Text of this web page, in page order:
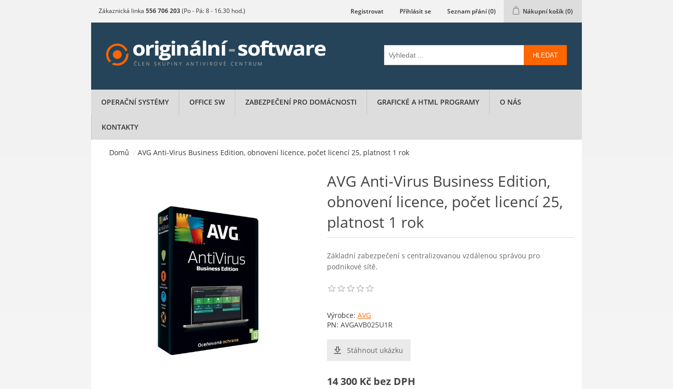
Zákaznická linka 556 706 203(Po - Pá: 8 - 16.30 hod.) Registrovat Přihlásit se Seznam přání(0) Nákupní košík(0)
HLEDAT
OPERAČNÍ SYSTÉMY OFFICE SW ZABEZPEČENÍ PRO DOMÁCNOSTI GRAFICKÉ A HTML PROGRAMY O NÁS
KONTAKTY
Domů / AVG Anti-Virus Business Edition, obnovení licence, počet licencí 25, platnost 1 rok
AVG Anti-Virus Business Edition,
obnovení licence, počet licencí 25,
platnost 1 rok
Základní zabezpečení s centralizovanou vzdálenou správou pro
podnikové sítě.
Výrobce: AVG
PN: AVGAVB025U1R
Stáhnout ukázku
14 300 Kč bez DPH